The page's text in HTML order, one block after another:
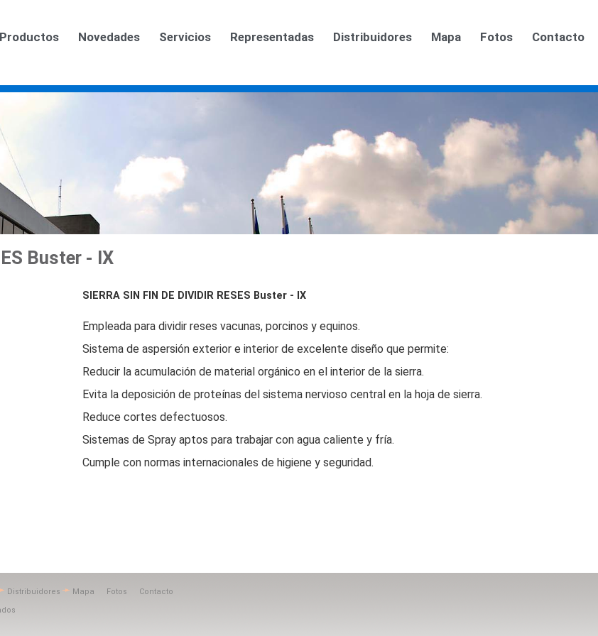
Productos Novedades Servicios Representadas Distribuidores Mapa Fotos Contacto
Buster - IX
SIERRA SIN FIN DE DIVIDIR RESES Buster - IX
Empleada para dividir reses vacunas, porcinos y equinos.
Sistema de aspersión exterior e interior de excelente diseño que permite:
Reducir la acumulación de material orgánico en el interior de la sierra.
Evita la deposición de proteínas del sistema nervioso central en la hoja de sierra.
Reduce cortes defectuosos.
Sistemas de Spray aptos para trabajar con agua caliente y fría.
Cumple con normas internacionales de higiene y seguridad.
Distribuidores Mapa Fotos
Contacto